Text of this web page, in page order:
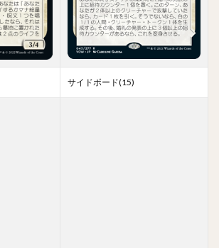
サイドボード(15)